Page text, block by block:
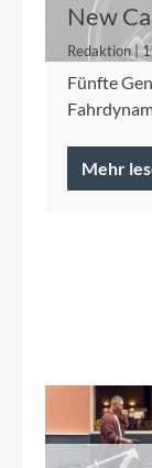
New
Redaktion |
Fünfte
Mehr